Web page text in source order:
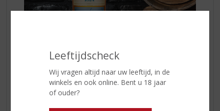
Leeftijdscheck
Wij vragen altijd naar uw leeftijd, in de
winkels en ook online. Bent u 18 jaar
of ouder?
De traditionele eikenhouten vaten waarin de whisky is
gerijpt, geven elke expressie zijn eigen karakteristieke
kenmerken. Om een moderne draai te geven aan de
smaak van de whisky combineert Master Distiller Alan